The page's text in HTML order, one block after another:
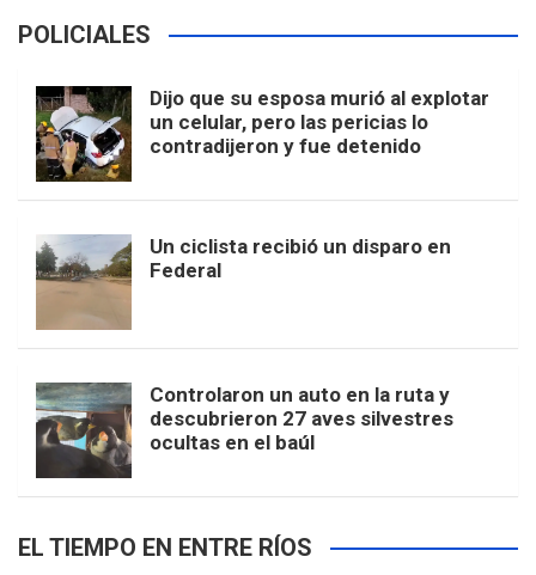
POLICIALES
Dijo que su esposa murió al explotar
un celular, pero las pericias lo
contradijeron y fue detenido
Un ciclista recibió un disparo en
Federal
Controlaron un auto en la ruta y
descubrieron 27 aves silvestres
ocultas en el baúl
EL TIEMPO EN ENTRE RÍOS